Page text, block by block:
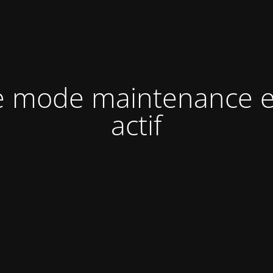
mode maintenance
actif